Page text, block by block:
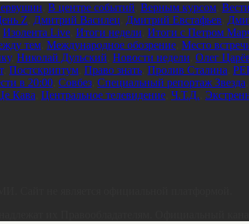
В центре событий Верным курсом
Z Дмитрий Василец Дмитрий Евстафьев
Изолента Live Итоги недели Итоги с Петром
тем Международное обозрение Место
, Николай Дульский Новости недели Олег
, Постскриптум Право знать Пролив Сталина
в 20:00 Совбез Специальный репортаж Звезда
Кава Центральное телевидение Ч.Т.Д.